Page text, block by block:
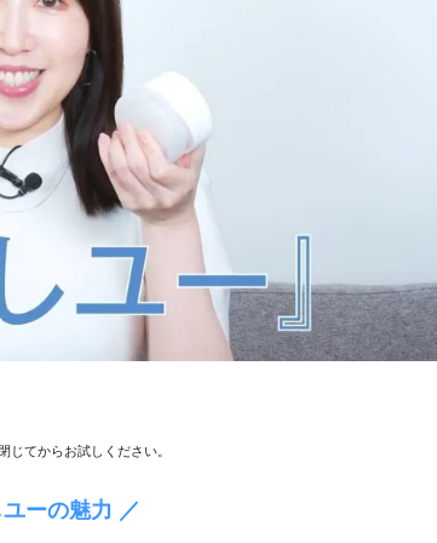
てからお試しください。
ーの魅力 ／